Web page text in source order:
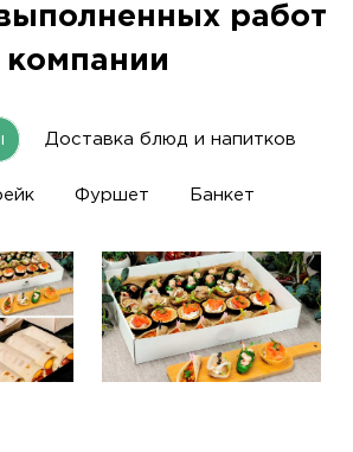
работ
компании
Доставка блюд и напитков
Фуршет Банкет